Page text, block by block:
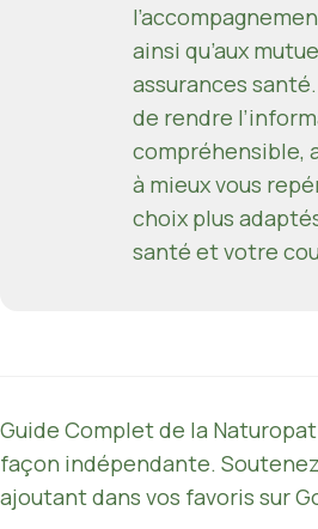
ainsi qu’aux
assurances
de rendre
compréhensible,
à mieux vous
choix plus
santé et votre
Guide Complet de la
façon indépendante.
ajoutant dans vos favoris sur